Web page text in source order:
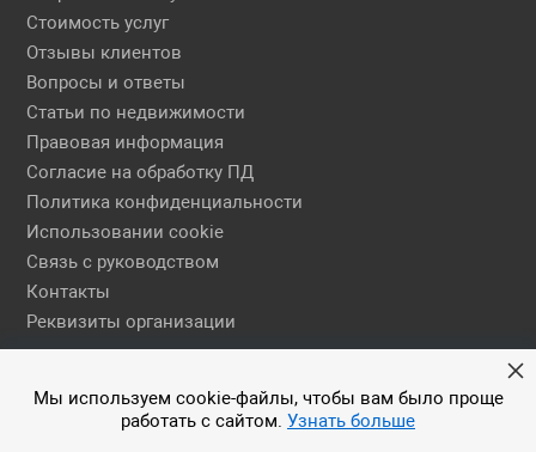
Стоимость услуг
Отзывы клиентов
Вопросы и ответы
Статьи по недвижимости
Правовая информация
Согласие на обработку ПД
Политика конфиденциальности
Использовании cookie
Связь с руководством
Контакты
Реквизиты организации
Правовая информация
© 2026 АН ЕГСН
Мы используем cookie-файлы, чтобы вам было проще
работать с сайтом. Узнать больше